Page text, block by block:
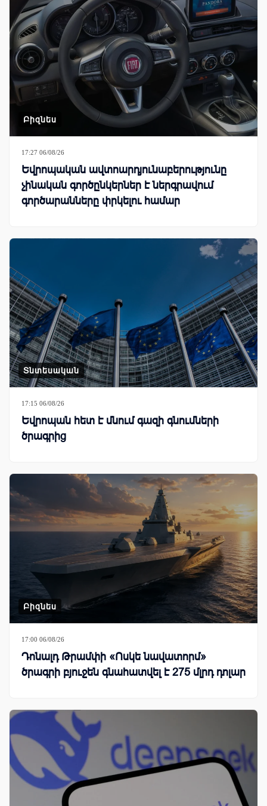
Բիզնես
17:27 06/08/26
Եվրոպական ավտոարդյունաբերությունը
չինական գործընկերներ է ներգրավում
գործարանները փրկելու համար
Տնտեսական
17:15 06/08/26
Եվրոպան հետ է մնում գազի գնումների
ծրագրից
Բիզնես
17:00 06/08/26
Դոնալդ Թրամփի «Ոսկե նավատորմ»
ծրագրի բյուջեն գնահատվել է 275 մլրդ դոլար